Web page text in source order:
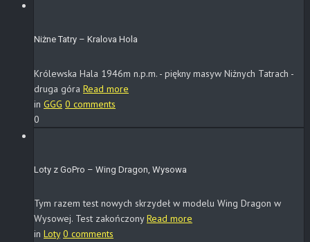
Niżne Tatry – Kralova Hola
Królewska Hala 1946m n.p.m. - piękny masyw Niżnych Tatrach -
druga góra Read more
in GGG 0 comments
0
Loty z GoPro – Wing Dragon, Wysowa
Tym razem test nowych skrzydeł w modelu Wing Dragon w
Wysowej. Test zakończonyRead more
in Loty 0 comments